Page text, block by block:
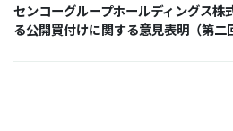
センコーグループホールディングス株
る公開買付けに関する意見表明（第二